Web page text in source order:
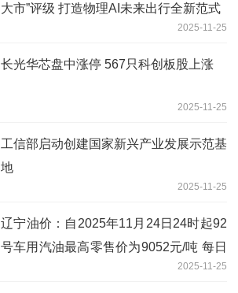
大市”评级 打造物理AI未来出行全新范式
2025-11-25
长光华芯盘中涨停 567只科创板股上涨
2025-11-25
工信部启动创建国家新兴产业发展示范基
地
2025-11-25
辽宁油价：自2025年11月24日24时起92
号车用汽油最高零售价为9052元/吨 每日
2025-11-25